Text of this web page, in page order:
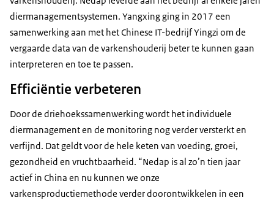
diermanagementsystemen. Yangxing ging in 2017 een
samenwerking aan met het Chinese IT-bedrijf Yingzi om de
vergaarde data van de varkenshouderij beter te kunnen gaan
interpreteren en toe te passen.
Efficiëntie verbeteren
Door de driehoekssamenwerking wordt het individuele
diermanagement en de monitoring nog verder versterkt en
verfijnd. Dat geldt voor de hele keten van voeding, groei,
gezondheid en vruchtbaarheid. “Nedap is al zo’n tien jaar
actief in China en nu kunnen we onze
varkensproductiemethode verder doorontwikkelen in een